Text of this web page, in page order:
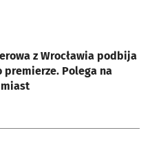
z Wrocławia podbija
premierze. Polega na